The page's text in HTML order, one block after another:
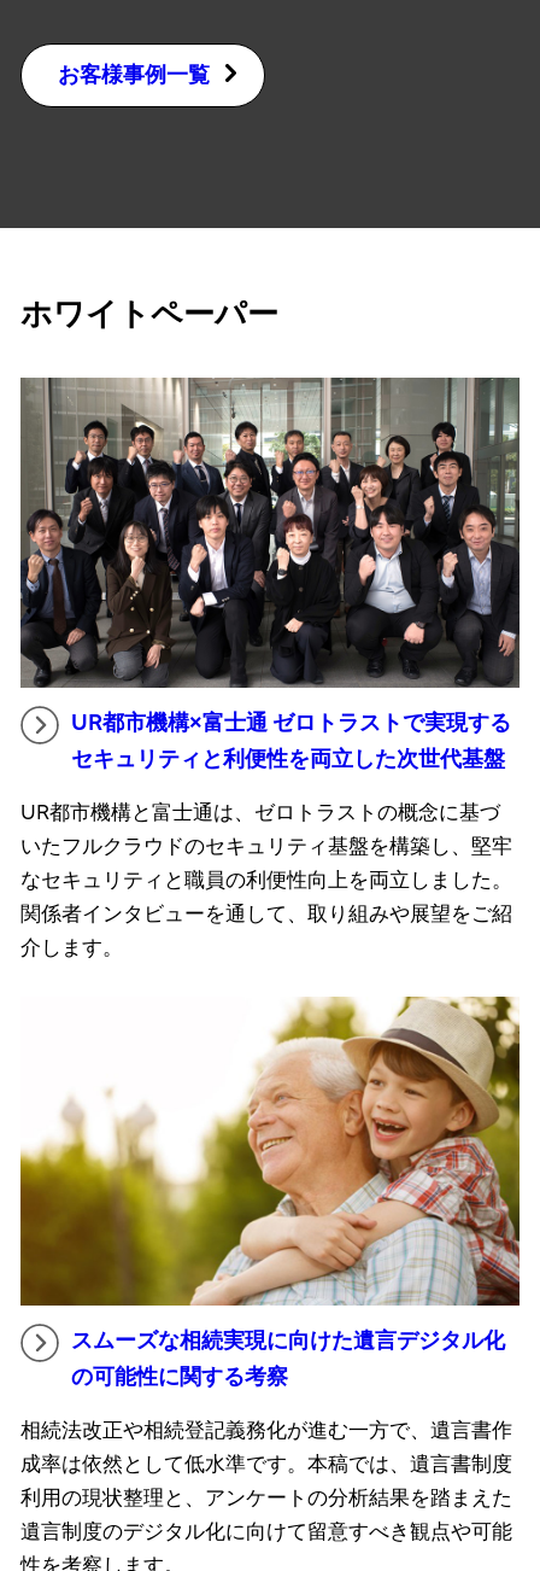
お客様事例一覧
ホワイトペーパー
UR都市機構×富士通 ゼロトラストで実現する
セキュリティと利便性を両立した次世代基盤
UR都市機構と富士通は、ゼロトラストの概念に基づ
いたフルクラウドのセキュリティ基盤を構築し、堅牢
なセキュリティと職員の利便性向上を両立しました。
関係者インタビューを通して、取り組みや展望をご紹
介します。
スムーズな相続実現に向けた遺言デジタル化
の可能性に関する考察
相続法改正や相続登記義務化が進む一方で、遺言書作
成率は依然として低水準です。本稿では、遺言書制度
利用の現状整理と、アンケートの分析結果を踏まえた
遺言制度のデジタル化に向けて留意すべき観点や可能
性を考察します。